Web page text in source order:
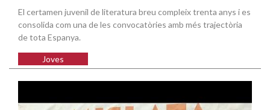
El certamen juvenil de literatura breu compleix trenta anys i es
consolida com una de les convocatòries amb més trajectòria
de tota Espanya.
Joves